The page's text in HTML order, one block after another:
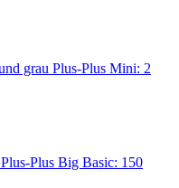
Plus-Plus Mini: 2
Plus-Plus Big Basic: 150